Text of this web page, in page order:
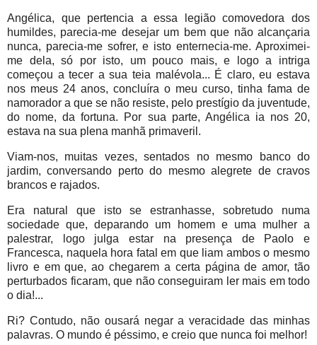
Angélica, que pertencia a essa legião comovedora dos
humildes, parecia-me desejar um bem que não alcançaria
nunca, parecia-me sofrer, e isto enternecia-me. Aproximei-
me dela, só por isto, um pouco mais, e logo a intriga
começou a tecer a sua teia malévola... É claro, eu estava
nos meus 24 anos, concluíra o meu curso, tinha fama de
namorador a que se não resiste, pelo prestígio da juventude,
do nome, da fortuna. Por sua parte, Angélica ia nos 20,
estava na sua plena manhã primaveril.
Viam-nos, muitas vezes, sentados no mesmo banco do
jardim, conversando perto do mesmo alegrete de cravos
brancos e rajados.
Era natural que isto se estranhasse, sobretudo numa
sociedade que, deparando um homem e uma mulher a
palestrar, logo julga estar na presença de Paolo e
Francesca, naquela hora fatal em que liam ambos o mesmo
livro e em que, ao chegarem a certa página de amor, tão
perturbados ficaram, que não conseguiram ler mais em todo
o dia!...
Ri? Contudo, não ousará negar a veracidade das minhas
palavras. O mundo é péssimo, e creio que nunca foi melhor!